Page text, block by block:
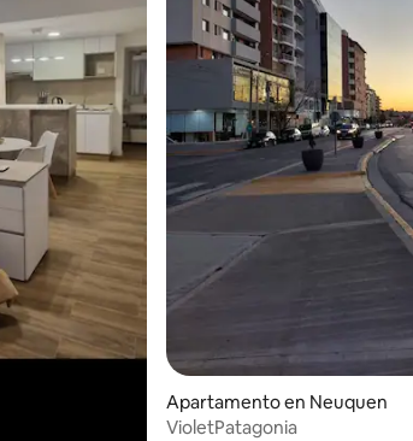
Apartamento en Neuquen
VioletPatagonia